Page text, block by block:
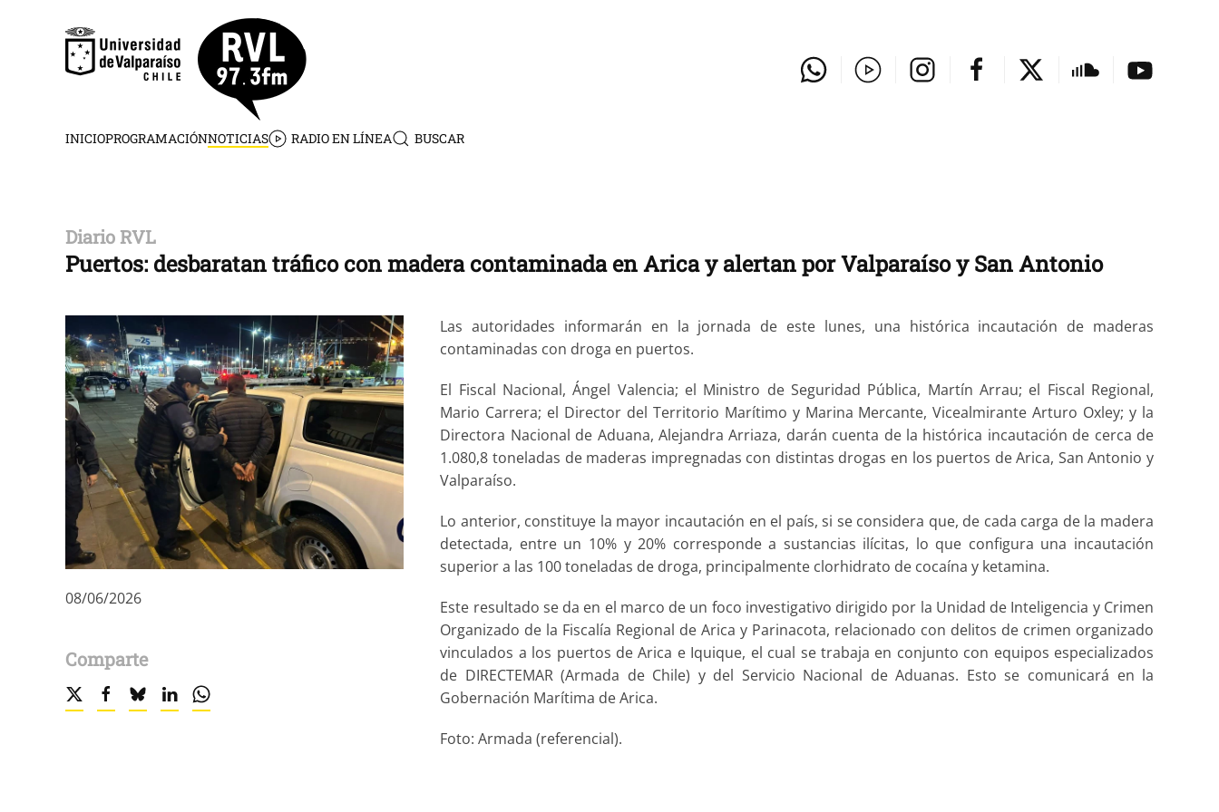
Skip to main content
INICIOPROGRAMACIÓNNOTICIAS RADIO EN LÍNEA BUSCAR
Diario RVL
Puertos: desbaratan tráfico con madera contaminada en Arica y alertan por Valparaíso y San Antonio
08/06/2026
Comparte
Las autoridades informarán en la jornada de este lunes, una histórica incautación de maderas
contaminadas con droga en puertos.
El Fiscal Nacional, Ángel Valencia; el Ministro de Seguridad Pública, Martín Arrau; el Fiscal Regional,
Mario Carrera; el Director del Territorio Marítimo y Marina Mercante, Vicealmirante Arturo Oxley; y la
Directora Nacional de Aduana, Alejandra Arriaza, darán cuenta de la histórica incautación de cerca de
1.080,8 toneladas de maderas impregnadas con distintas drogas en los puertos de Arica, San Antonio y
Valparaíso.
Lo anterior, constituye la mayor incautación en el país, si se considera que, de cada carga de la madera
detectada, entre un 10% y 20% corresponde a sustancias ilícitas, lo que configura una incautación
superior a las 100 toneladas de droga, principalmente clorhidrato de cocaína y ketamina.
Este resultado se da en el marco de un foco investigativo dirigido por la Unidad de Inteligencia y Crimen
Organizado de la Fiscalía Regional de Arica y Parinacota, relacionado con delitos de crimen organizado
vinculados a los puertos de Arica e Iquique, el cual se trabaja en conjunto con equipos especializados
de DIRECTEMAR (Armada de Chile) y del Servicio Nacional de Aduanas. Esto se comunicará en la
Gobernación Marítima de Arica.
Foto: Armada (referencial).